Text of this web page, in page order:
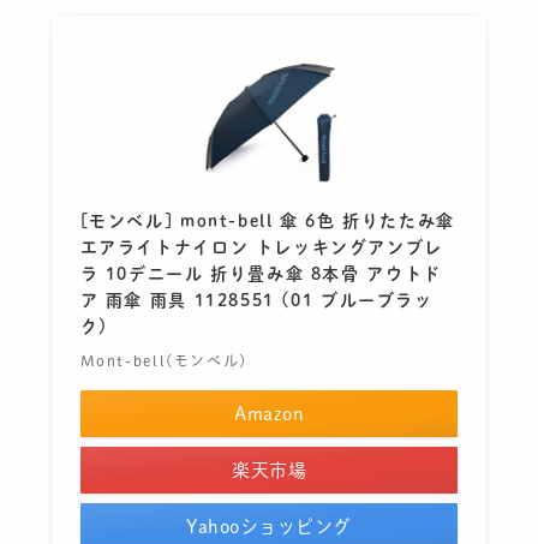
[モンベル] mont-bell 傘 6色 折りたたみ傘
エアライトナイロン トレッキングアンブレ
ラ 10デニール 折り畳み傘 8本骨 アウトド
ア 雨傘 雨具 1128551 (01 ブルーブラッ
ク)
Mont-bell(モンベル)
Amazon
楽天市場
Yahooショッピング